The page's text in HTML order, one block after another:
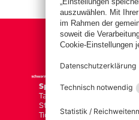
Spiele
Tabellen
Statistiken
Tickets